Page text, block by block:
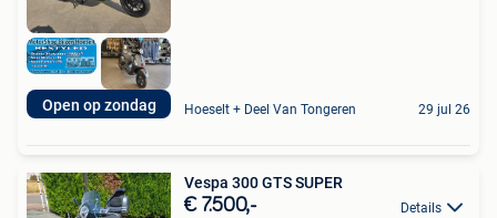
Open op zondag Hoeselt + Deel Van Tongeren 29 jul 26
Vespa 300 GTS SUPER
€ 7.500,- Details